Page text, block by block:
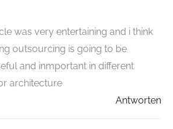
was very entertaining and i think
outsourcing is going to be
and inmportant in different
architecture
Antworten